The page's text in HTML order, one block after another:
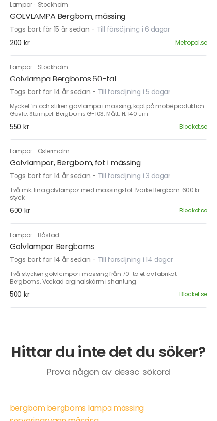
Lampor · Stockholm
GOLVLAMPA Bergbom, mässing
Togs bort för 15 år sedan - Till försäljning i 6 dagar
200 kr
Metropol.se
Lampor · Stockholm
Golvlampa Bergboms 60-tal
Togs bort för 14 år sedan - Till försäljning i 5 dagar
Mycket fin och stilren golvlampa i mässing, köpt på möbelproduktion
Gävle. Stämpel: Bergboms G-103. Mått: H: 140 cm
550 kr Blocket.se
Lampor · Östermalm
Golvlampor, Bergbom, fot i mässing
Togs bort för 14 år sedan - Till försäljning i 3 dagar
Två mkt fina golvlampor med mässingsfot. Märke Bergbom. 600 kr
styck
600 kr Blocket.se
Lampor · Båstad
Golvlampor Bergboms
Togs bort för 14 år sedan - Till försäljning i 14 dagar
Två stycken golvlampor i mässing från 70-talet av fabrikat
Bergboms. Veckad orginalskärm i shantung.
500 kr Blocket.se
Hittar du inte det du söker?
Prova någon av dessa sökord
bergbom bergboms lampa mässing